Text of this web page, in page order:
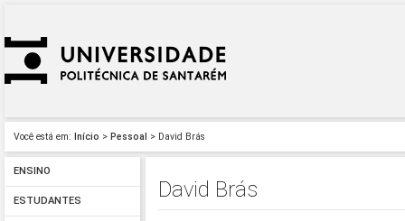
Você está em: Início > Pessoal > David Brás
ENSINO
ESTUDANTES David Brás